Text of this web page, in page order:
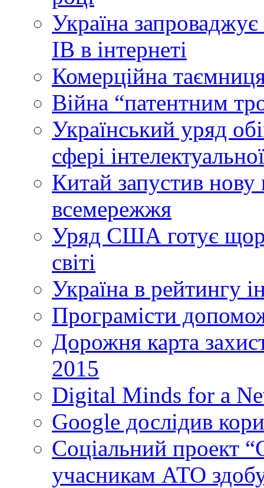
Україна
ІВ в інтернеті
Комерційна
Війна “патентним
Український уряд
сфері
Китай запустив
всемережжя
Уряд США готує
світі
Україна в рейтингу
Програмісти
Дорожня карта
2015
Digital Minds for a
Google дослідив
Cоціальний проект
учасникам АТО